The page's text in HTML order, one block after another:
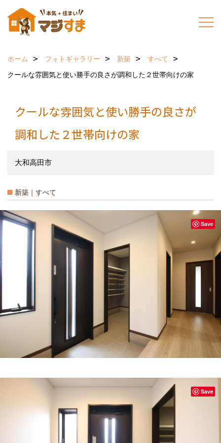
ホーム フォトギャラリー 新築
すべて
クールな雰囲気と使い勝手の良さが調和した２世帯向けの家
クールな雰囲気と使い勝手の良さが
調和した２世帯向けの家
大和高田市
新築｜すべて
Save
Save